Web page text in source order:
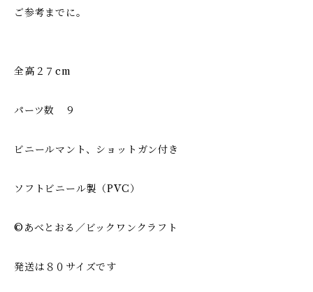
ご参考までに。
全高２７cm
パーツ数 ９
ビニールマント、ショットガン付き
ソフトビニール製（PVC）
©あべとおる／ビックワンクラフト
発送は８０サイズです